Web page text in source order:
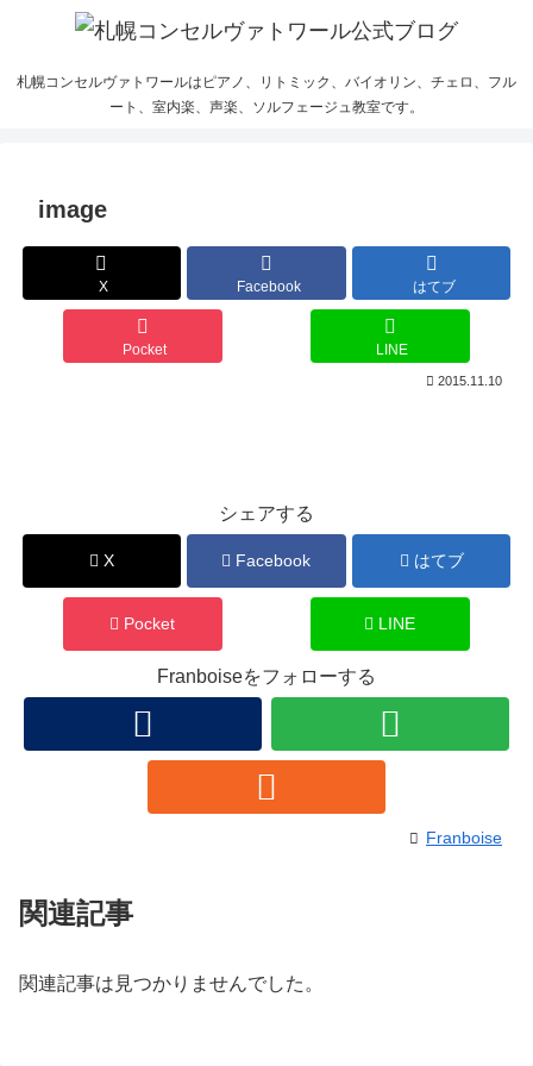
札幌コンセルヴァトワールはピアノ、リトミック、バイオリン、チェロ、フル
ート、室内楽、声楽、ソルフェージュ教室です。
image
X Facebook はてブ
Pocket LINE
2015.11.10
シェアする
X Facebook はてブ
Pocket LINE
Franboiseをフォローする
Franboise
関連記事
関連記事は見つかりませんでした。